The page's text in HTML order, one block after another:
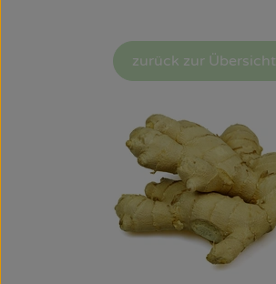
Firmenkunden
Schulen & Kitas
zurück zur Übersicht